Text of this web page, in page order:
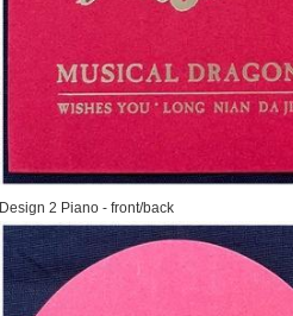
Design 2 Piano - front/back